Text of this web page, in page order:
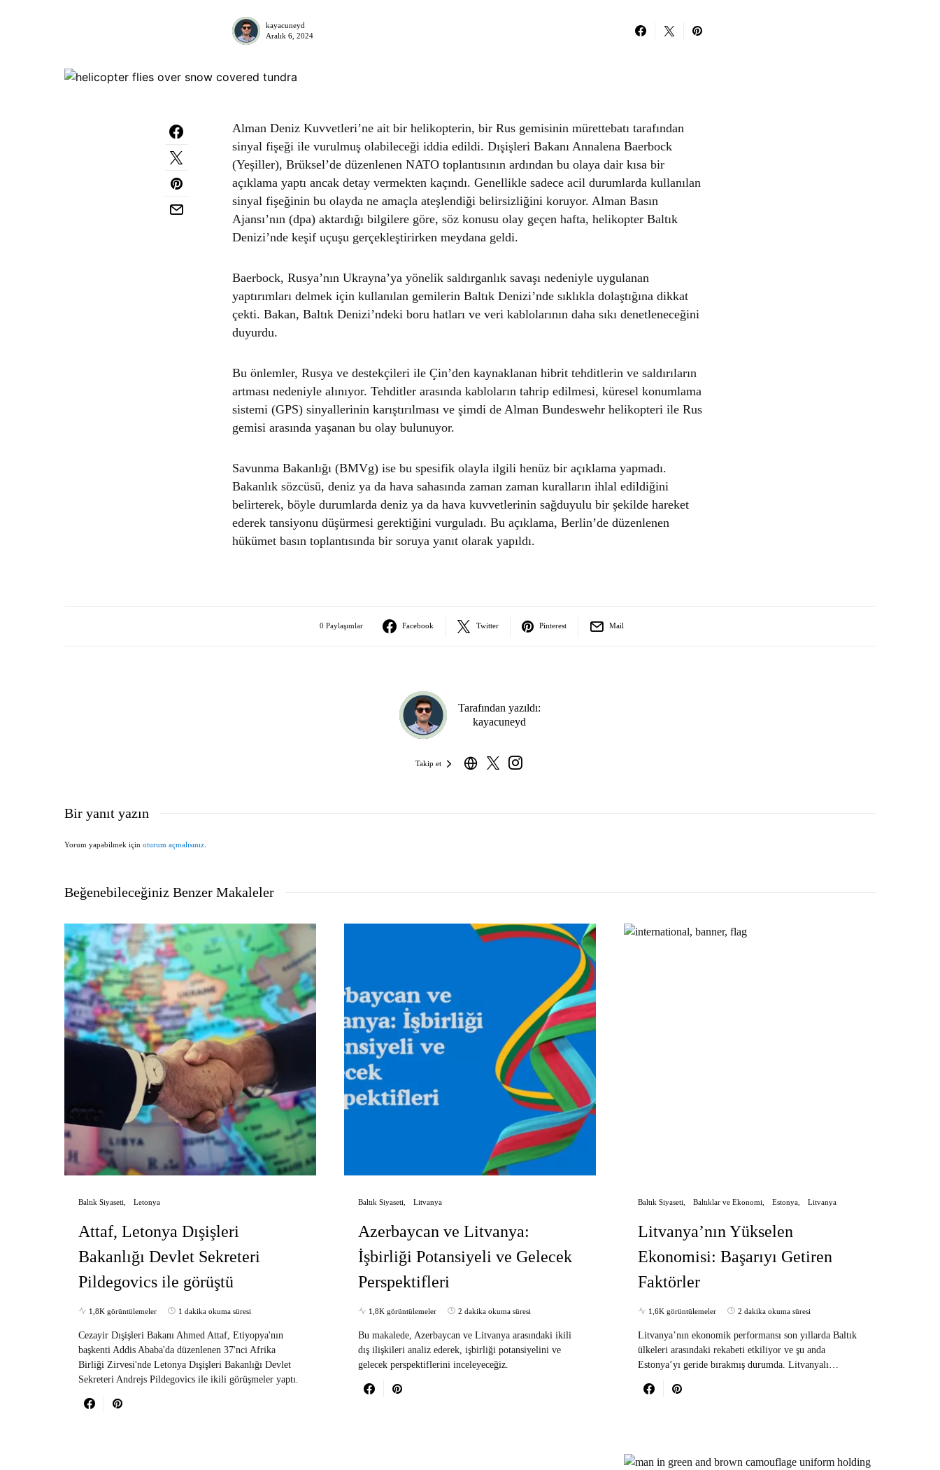
kayacuneyd
Aralık 6, 2024
Alman Deniz Kuvvetleri’ne ait bir helikopterin, bir Rus gemisinin mürettebatı tarafından
sinyal fişeği ile vurulmuş olabileceği iddia edildi. Dışişleri Bakanı Annalena Baerbock
(Yeşiller), Brüksel’de düzenlenen NATO toplantısının ardından bu olaya dair kısa bir
açıklama yaptı ancak detay vermekten kaçındı. Genellikle sadece acil durumlarda kullanılan
sinyal fişeğinin bu olayda ne amaçla ateşlendiği belirsizliğini koruyor. Alman Basın
Ajansı’nın (dpa) aktardığı bilgilere göre, söz konusu olay geçen hafta, helikopter Baltık
Denizi’nde keşif uçuşu gerçekleştirirken meydana geldi.
Baerbock, Rusya’nın Ukrayna’ya yönelik saldırganlık savaşı nedeniyle uygulanan
yaptırımları delmek için kullanılan gemilerin Baltık Denizi’nde sıklıkla dolaştığına dikkat
çekti. Bakan, Baltık Denizi’ndeki boru hatları ve veri kablolarının daha sıkı denetleneceğini
duyurdu.
Bu önlemler, Rusya ve destekçileri ile Çin’den kaynaklanan hibrit tehditlerin ve saldırıların
artması nedeniyle alınıyor. Tehditler arasında kabloların tahrip edilmesi, küresel konumlama
sistemi (GPS) sinyallerinin karıştırılması ve şimdi de Alman Bundeswehr helikopteri ile Rus
gemisi arasında yaşanan bu olay bulunuyor.
Savunma Bakanlığı (BMVg) ise bu spesifik olayla ilgili henüz bir açıklama yapmadı.
Bakanlık sözcüsü, deniz ya da hava sahasında zaman zaman kuralların ihlal edildiğini
belirterek, böyle durumlarda deniz ya da hava kuvvetlerinin sağduyulu bir şekilde hareket
ederek tansiyonu düşürmesi gerektiğini vurguladı. Bu açıklama, Berlin’de düzenlenen
hükümet basın toplantısında bir soruya yanıt olarak yapıldı.
0 Paylaşımlar Facebook Twitter Pinterest Mail
Tarafından yazıldı:
kayacuneyd
Takip et
Bir yanıt yazın
Yorum yapabilmek için oturum açmalısınız
Beğenebileceğiniz Benzer Makaleler
Baltık Siyaseti Letonya
Attaf, Letonya Dışişleri
Bakanlığı Devlet Sekreteri
Pildegovics ile görüştü
1,8K görüntülemeler 1 dakika okuma süresi
Cezayir Dışişleri Bakanı Ahmed Attaf, Etiyopya'nın
başkenti Addis Ababa'da düzenlenen 37'nci Afrika
Birliği Zirvesi'nde Letonya Dışişleri Bakanlığı Devlet
Sekreteri Andrejs Pildegovics ile ikili görüşmeler yaptı.
Baltık Siyaseti Litvanya
Azerbaycan ve Litvanya:
İşbirliği Potansiyeli ve Gelecek
Perspektifleri
1,8K görüntülemeler 2 dakika okuma süresi
Bu makalede, Azerbaycan ve Litvanya arasındaki ikili
dış ilişkileri analiz ederek, işbirliği potansiyelini ve
gelecek perspektiflerini inceleyeceğiz.
Baltık Siyaseti Baltıklar ve Ekonomi Estonya Litvanya
Litvanya’nın Yükselen
Ekonomisi: Başarıyı Getiren
Faktörler
1,6K görüntülemeler 2 dakika okuma süresi
Litvanya’nın ekonomik performansı son yıllarda Baltık
ülkeleri arasındaki rekabeti etkiliyor ve şu anda
Estonya’yı geride bırakmış durumda. Litvanyalı…